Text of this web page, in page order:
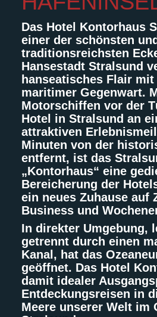
Das Hotel Kontorhaus
einer der schönsten und
traditionsreichsten
Hansestadt Stralsund
hanseatisches Flair
maritimer Gegenwart.
Motorschiffen vor der
Hotel in Stralsund an
attraktiven
Minuten von der
entfernt, ist das
„Kontorhaus“ eine
Bereicherung der
ein neues Zuhause auf
Business und
In direkter Umgebung,
getrennt durch einen
Kanal, hat das
geöffnet. Das Hotel
damit idealer
Entdeckungsreisen in
Meere unserer Welt im